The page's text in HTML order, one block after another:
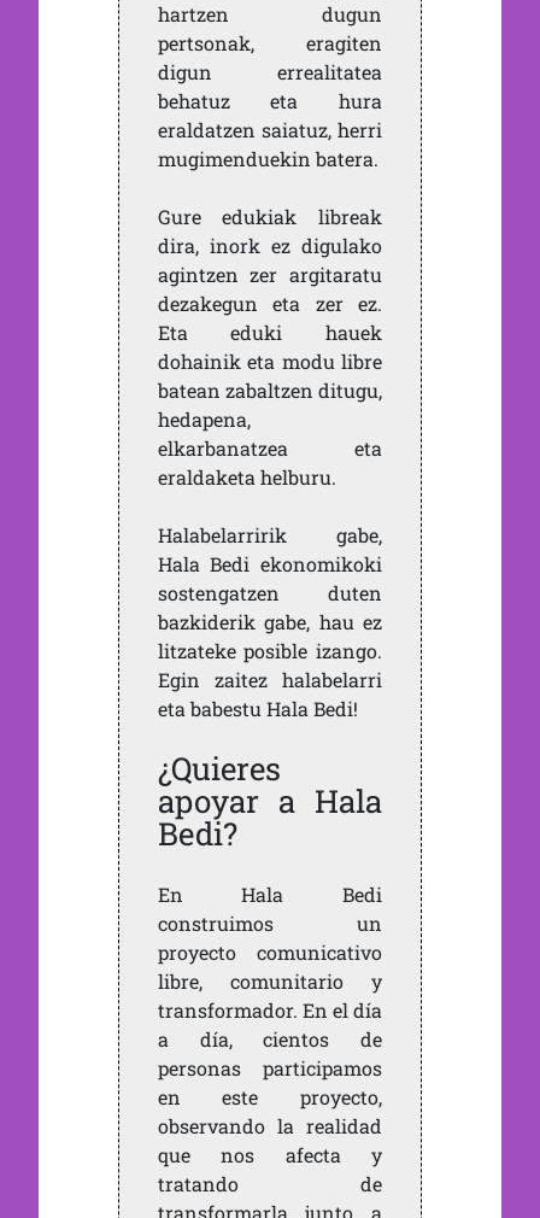
hartzen dugun
pertsonak, eragiten
digun errealitatea
behatuz eta hura
eraldatzen saiatuz, herri
mugimenduekin batera.
Gure edukiak libreak
dira, inork ez digulako
agintzen zer argitaratu
dezakegun eta zer ez.
Eta eduki hauek
dohainik eta modu libre
batean zabaltzen ditugu,
hedapena,
elkarbanatzea eta
eraldaketa helburu.
Halabelarririk gabe,
Hala Bedi ekonomikoki
sostengatzen duten
bazkiderik gabe, hau ez
litzateke posible izango.
Egin zaitez halabelarri
eta babestu Hala Bedi!
¿Quieres
apoyar a Hala
Bedi?
En Hala Bedi
construimos un
proyecto comunicativo
libre, comunitario y
transformador. En el día
a día, cientos de
personas participamos
en este proyecto,
observando la realidad
que nos afecta y
tratando de
transformarla junto a